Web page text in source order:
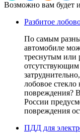
Возможно вам будет
Разбитое
По самым
автомобиле
треснутым или
отсутствующим
лобовое стекло
повреждения?
России
повреждения
ПДД для